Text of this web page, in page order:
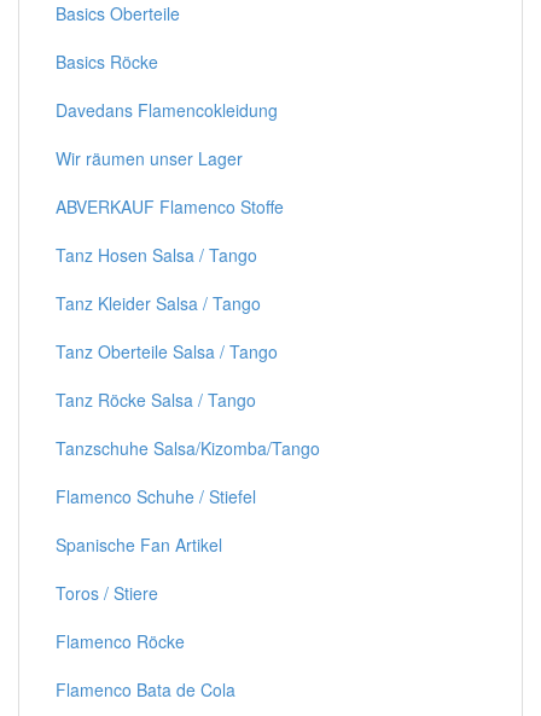
Basics Oberteile
Basics Röcke
Davedans Flamencokleidung
Wir räumen unser Lager
ABVERKAUF Flamenco Stoffe
Tanz Hosen Salsa / Tango
Tanz Kleider Salsa / Tango
Tanz Oberteile Salsa / Tango
Tanz Röcke Salsa / Tango
Tanzschuhe Salsa/Kizomba/Tango
Flamenco Schuhe / Stiefel
Spanische Fan Artikel
Toros / Stiere
Flamenco Röcke
Flamenco Bata de Cola